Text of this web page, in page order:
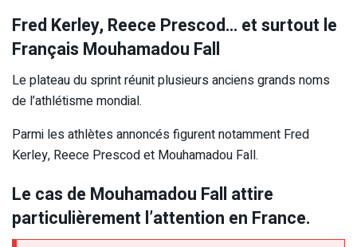
Fred Kerley, Reece Prescod… et surtout le
Français Mouhamadou Fall
Le plateau du sprint réunit plusieurs anciens grands noms
de l’athlétisme mondial.
Parmi les athlètes annoncés figurent notamment Fred
Kerley, Reece Prescod et Mouhamadou Fall.
Le cas de Mouhamadou Fall attire
particulièrement l’attention en France.